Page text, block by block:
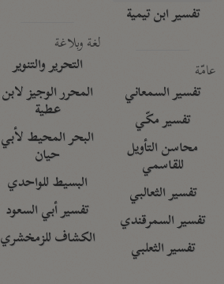
تفسير ابن تيمية
عامّة
تفسير السمعاني
تفسير مكّي
محاسن التأويل
للقاسمي
تفسير الثعالبي
تفسير السمرقندي
تفسير الثعلبي
لغة وبلاغة
التحرير والتنوير
المحرر الوجيز لابن
عطية
البحر المحيط لأبي
حيان
البسيط للواحدي
تفسير أبي السعود
الكشاف للزمخشري